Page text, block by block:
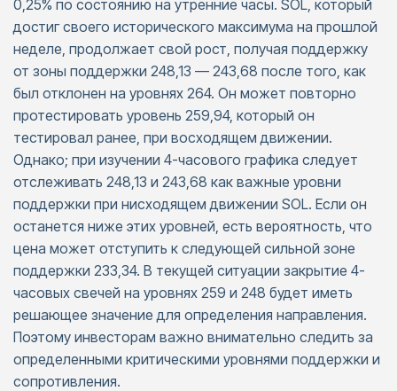
0,25% по состоянию на утренние часы. SOL, который
достиг своего исторического максимума на прошлой
неделе, продолжает свой рост, получая поддержку
от зоны поддержки 248,13 — 243,68 после того, как
был отклонен на уровнях 264. Он может повторно
протестировать уровень 259,94, который он
тестировал ранее, при восходящем движении.
Однако; при изучении 4-часового графика следует
отслеживать 248,13 и 243,68 как важные уровни
поддержки при нисходящем движении SOL. Если он
останется ниже этих уровней, есть вероятность, что
цена может отступить к следующей сильной зоне
поддержки 233,34. В текущей ситуации закрытие 4-
часовых свечей на уровнях 259 и 248 будет иметь
решающее значение для определения направления.
Поэтому инвесторам важно внимательно следить за
определенными критическими уровнями поддержки и
сопротивления.